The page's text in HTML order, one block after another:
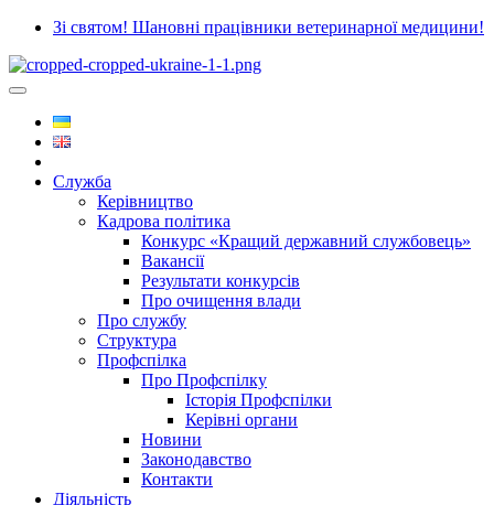
Зі святом! Шановні працівники ветеринарної медицини!
Служба
Керівництво
Кадрова політика
Конкурс «Кращий державний службовець»
Вакансії
Результати конкурсів
Про очищення влади
Про службу
Структура
Профспілка
Про Профспілку
Історія Профспілки
Керівні органи
Новини
Законодавство
Контакти
Діяльність